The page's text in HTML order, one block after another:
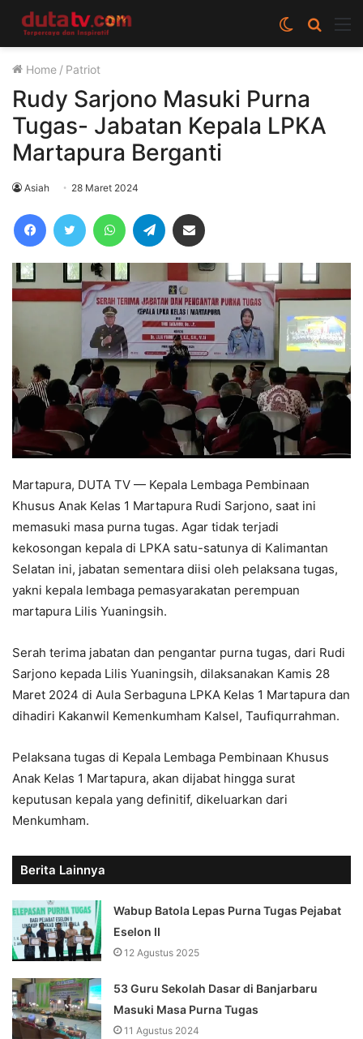
Cari
berita
Switch
skin
Home / Patriot
Rudy Sarjono Masuki Purna
Tugas- Jabatan Kepala LPKA
Martapura Berganti
Asiah 28 Maret 2024
FacebookTwitter WhatsAppTelegram
Martapura, DUTA TV — Kepala Lembaga Pembinaan
Khusus Anak Kelas 1 Martapura Rudi Sarjono, saat ini
memasuki masa purna tugas. Agar tidak terjadi
kekosongan kepala di LPKA satu-satunya di Kalimantan
Selatan ini, jabatan sementara diisi oleh pelaksana tugas,
yakni kepala lembaga pemasyarakatan perempuan
martapura Lilis Yuaningsih.
Serah terima jabatan dan pengantar purna tugas, dari Rudi
Sarjono kepada Lilis Yuaningsih, dilaksanakan Kamis 28
Maret 2024 di Aula Serbaguna LPKA Kelas 1 Martapura dan
dihadiri Kakanwil Kemenkumham Kalsel, Taufiqurrahman.
Pelaksana tugas di Kepala Lembaga Pembinaan Khusus
Anak Kelas 1 Martapura, akan dijabat hingga surat
keputusan kepala yang definitif, dikeluarkan dari
Menkumham.
Berita Lainnya
Wabup Batola Lepas Purna Tugas Pejabat
Eselon II
12 Agustus 2025
53 Guru Sekolah Dasar di Banjarbaru
Masuki Masa Purna Tugas
11 Agustus 2024